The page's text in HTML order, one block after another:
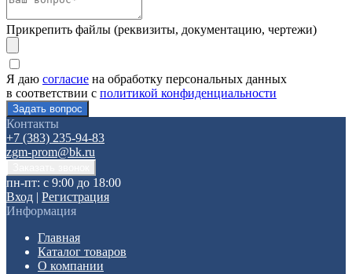
Прикрепить файлы (реквизиты, документацию, чертежи)
Я даю согласие на обработку персональных данных
в соответствии с политикой конфиденциальности
Контакты
+7 (383) 235-94-83
zgm-prom@bk.ru
пн-пт: с 9:00 до 18:00
Вход | Регистрация
Информация
Главная
Каталог товаров
О компании